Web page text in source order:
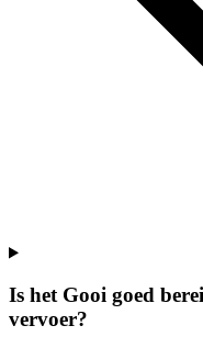
Is het Gooi goed
vervoer?